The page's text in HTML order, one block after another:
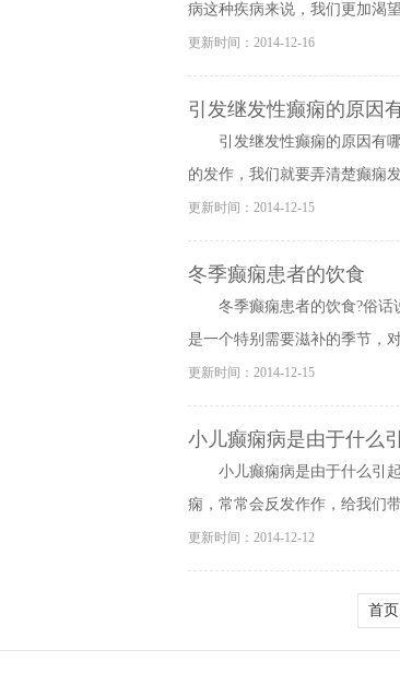
病这种疾病来说，我们更加渴
更新时间：2014-12-16
引发继发性癫痫的原因
引发继发性癫痫的原因有
的发作，我们就要弄清楚癫痫
更新时间：2014-12-15
冬季癫痫患者的饮食
冬季癫痫患者的饮食?俗
是一个特别需要滋补的季节，
更新时间：2014-12-15
小儿癫痫病是由于什么
小儿癫痫病是由于什么引
痫，常常会反发作作，给我们
更新时间：2014-12-12
首页